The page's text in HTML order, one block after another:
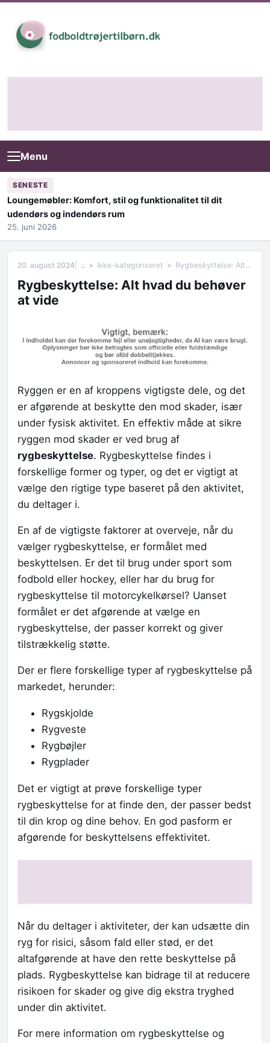
Menu
SENESTE
Loungemøbler: Komfort, stil og funktionalitet til dit
udendørs og indendørs rum
25. juni 2026
20. august 2024 ⌂ Ikke-kategoriseret Rygbeskyttelse: Alt hvad du behøver at vide
Rygbeskyttelse: Alt hvad du behøver
at vide
Ryggen er en af kroppens vigtigste dele, og det
er afgørende at beskytte den mod skader, især
under fysisk aktivitet. En effektiv måde at sikre
ryggen mod skader er ved brug af
rygbeskyttelse. Rygbeskyttelse findes i
forskellige former og typer, og det er vigtigt at
vælge den rigtige type baseret på den aktivitet,
du deltager i.
En af de vigtigste faktorer at overveje, når du
vælger rygbeskyttelse, er formålet med
beskyttelsen. Er det til brug under sport som
fodbold eller hockey, eller har du brug for
rygbeskyttelse til motorcykelkørsel? Uanset
formålet er det afgørende at vælge en
rygbeskyttelse, der passer korrekt og giver
tilstrækkelig støtte.
Der er flere forskellige typer af rygbeskyttelse på
markedet, herunder:
Rygskjolde
Rygveste
Rygbøjler
Rygplader
Det er vigtigt at prøve forskellige typer
rygbeskyttelse for at finde den, der passer bedst
til din krop og dine behov. En god pasform er
afgørende for beskyttelsens effektivitet.
Når du deltager i aktiviteter, der kan udsætte din
ryg for risici, såsom fald eller stød, er det
altafgørende at have den rette beskyttelse på
plads. Rygbeskyttelse kan bidrage til at reducere
risikoen for skader og give dig ekstra tryghed
under din aktivitet.
For mere information om rygbeskyttelse og